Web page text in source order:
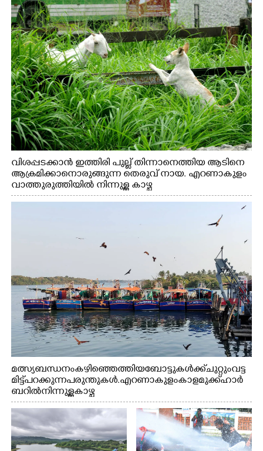
വിശപ്പടക്കാൻ ഇത്തിരി പുല്ല് തിന്നാനെത്തിയ ആടിനെ
ആക്രമിക്കാനൊരുങ്ങുന്ന തെരുവ് നായ. എറണാകുളം
വാത്തുരുത്തിയിൽ നിന്നുള്ള കാഴ്ച
മത്സ്യബന്ധനം കഴിഞ്ഞെത്തിയ ബോട്ടുകൾക്ക് ചുറ്റും വട്ട
മിട്ട് പറക്കുന്ന പരുന്തുകൾ. എറണാകുളം കാളമുക്ക് ഹാർ
ബറിൽ നിന്നുള്ള കാഴ്ച